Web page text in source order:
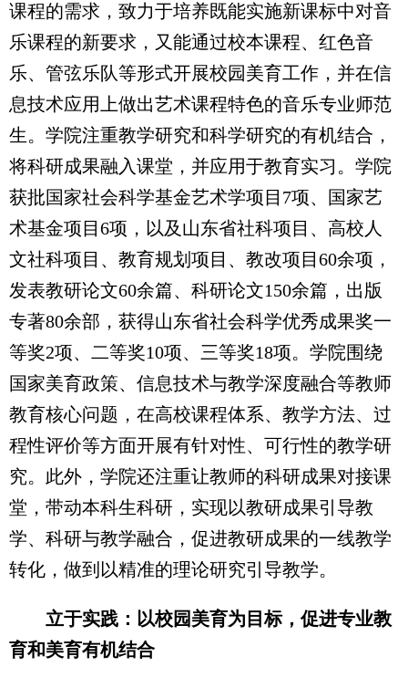
课程的需求，致力于培养既能实施新课标中对音
乐课程的新要求，又能通过校本课程、红色音
乐、管弦乐队等形式开展校园美育工作，并在信
息技术应用上做出艺术课程特色的音乐专业师范
生。学院注重教学研究和科学研究的有机结合，
将科研成果融入课堂，并应用于教育实习。学院
获批国家社会科学基金艺术学项目7项、国家艺
术基金项目6项，以及山东省社科项目、高校人
文社科项目、教育规划项目、教改项目60余项，
发表教研论文60余篇、科研论文150余篇，出版
专著80余部，获得山东省社会科学优秀成果奖一
等奖2项、二等奖10项、三等奖18项。学院围绕
国家美育政策、信息技术与教学深度融合等教师
教育核心问题，在高校课程体系、教学方法、过
程性评价等方面开展有针对性、可行性的教学研
究。此外，学院还注重让教师的科研成果对接课
堂，带动本科生科研，实现以教研成果引导教
学、科研与教学融合，促进教研成果的一线教学
转化，做到以精准的理论研究引导教学。
立于实践：以校园美育为目标，促进专业教
育和美育有机结合